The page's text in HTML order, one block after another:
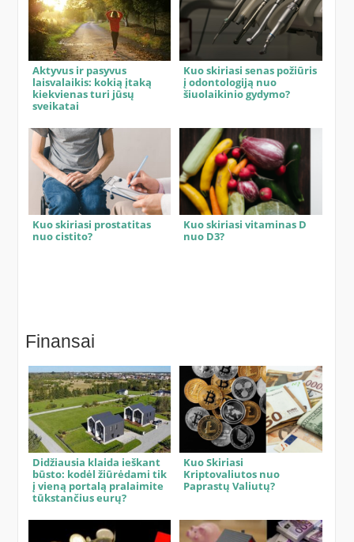
Aktyvus ir pasyvus
laisvalaikis: kokią įtaką
kiekvienas turi jūsų
sveikatai
Kuo skiriasi senas požiūris
į odontologiją nuo
šiuolaikinio gydymo?
Kuo skiriasi prostatitas
nuo cistito?
Kuo skiriasi vitaminas D
nuo D3?
Finansai
Didžiausia klaida ieškant
būsto: kodėl žiūrėdami tik
į vieną portalą pralaimite
tūkstančius eurų?
Kuo Skiriasi
Kriptovaliutos nuo
Paprastų Valiutų?